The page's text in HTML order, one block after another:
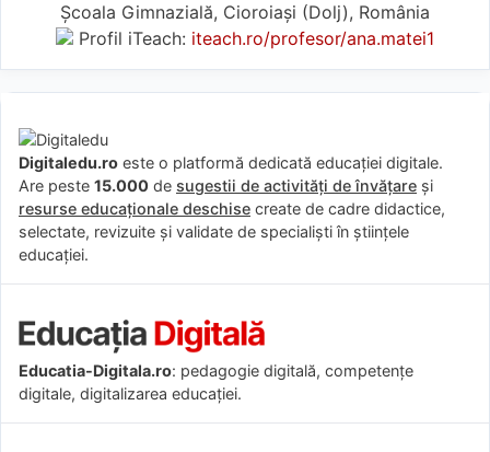
Școala Gimnazială, Cioroiași (Dolj), România
Profil iTeach: iteach.ro/profesor/ana.matei1
Digitaledu.ro este o platformă dedicată educației digitale.
Are peste 15.000 de sugestii de activități de învățare și
resurse educaționale deschise create de cadre didactice,
selectate, revizuite și validate de specialiști în științele
educației.
Educatia-Digitala.ro: pedagogie digitală, competențe
digitale, digitalizarea educației.